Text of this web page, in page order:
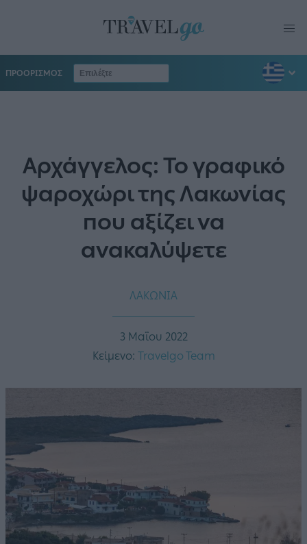
ΠΡΟΟΡΙΣΜΟΣ
Αρχάγγελος: Το γραφικό
ψαροχώρι της Λακωνίας
που αξίζει να
ανακαλύψετε
ΛΑΚΩΝΙΑ
3 Μαΐου 2022
Κείμενο: Travelgo Team